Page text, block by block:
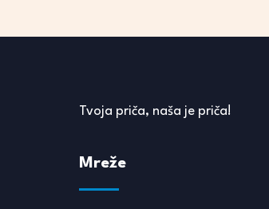
Tvoja priča, naša je priča!
Mreže